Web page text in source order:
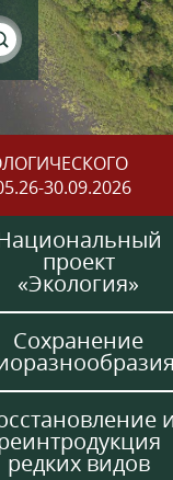
30.09.2026
проект
«Экология»
Сохранение
редких видов